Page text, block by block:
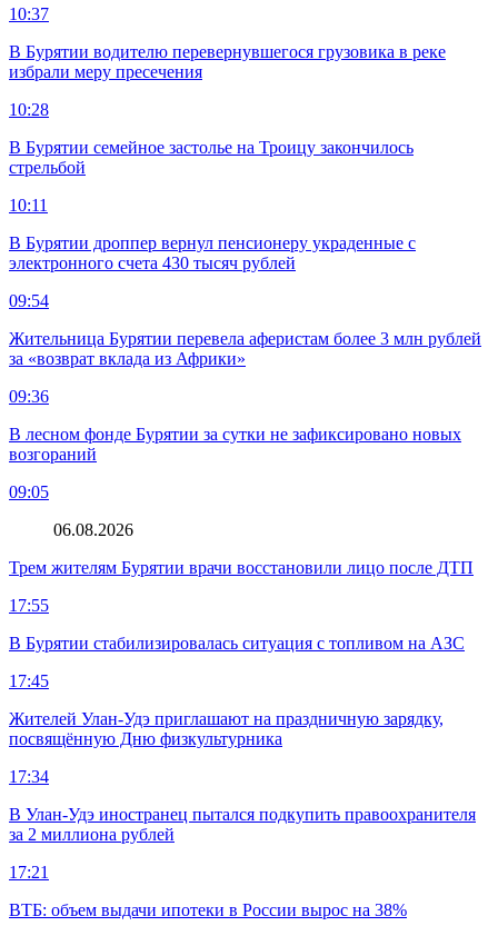
10:37
В Бурятии водителю перевернувшегося грузовика в реке
избрали меру пресечения
10:28
В Бурятии семейное застолье на Троицу закончилось
стрельбой
10:11
В Бурятии дроппер вернул пенсионеру украденные с
электронного счета 430 тысяч рублей
09:54
Жительница Бурятии перевела аферистам более 3 млн рублей
за «возврат вклада из Африки»
09:36
В лесном фонде Бурятии за сутки не зафиксировано новых
возгораний
09:05
06.08.2026
Трем жителям Бурятии врачи восстановили лицо после ДТП
17:55
В Бурятии стабилизировалась ситуация с топливом на АЗС
17:45
Жителей Улан-Удэ приглашают на праздничную зарядку,
посвящённую Дню физкультурника
17:34
В Улан-Удэ иностранец пытался подкупить правоохранителя
за 2 миллиона рублей
17:21
ВТБ: объем выдачи ипотеки в России вырос на 38%